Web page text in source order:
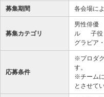
募集期間 各会場に
募集カテゴリ
男性俳優
ル
子
グラビア
応募条件
※プロダ
す。
※チーム
とさせて